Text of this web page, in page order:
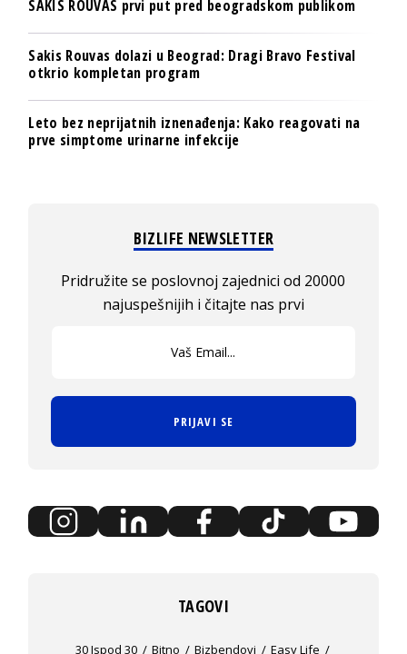
SAKIS ROUVAS prvi put pred beogradskom publikom
Sakis Rouvas dolazi u Beograd: Dragi Bravo Festival
otkrio kompletan program
Leto bez neprijatnih iznenađenja: Kako reagovati na
prve simptome urinarne infekcije
BIZLIFE NEWSLETTER
Pridružite se poslovnoj zajednici od 20000
najuspešnijih i čitajte nas prvi
PRIJAVI SE
TAGOVI
30 Ispod 30 Bitno Bizbendovi
Easy Life